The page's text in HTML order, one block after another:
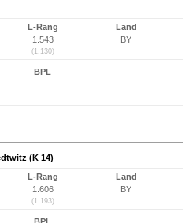
L-Rang
1.543
(1.130)
Land
BY
BPL
(K 14)
L-Rang
1.606
(1.193)
Land
BY